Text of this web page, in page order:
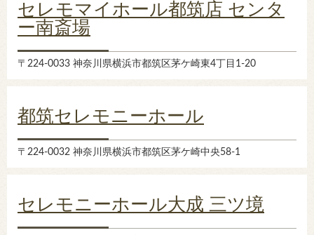
セレモマイホール都筑店 センタ
ー南斎場
〒224-0033 神奈川県横浜市都筑区茅ケ崎東4丁目1-20
都筑セレモニーホール
〒224-0032 神奈川県横浜市都筑区茅ケ崎中央58-1
セレモニーホール大成 三ツ境